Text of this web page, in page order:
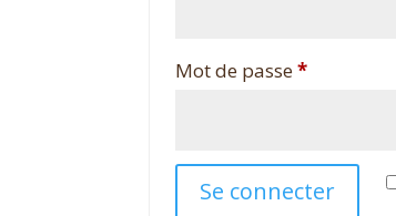
Mot de passe*Obligatoire
Se connecter